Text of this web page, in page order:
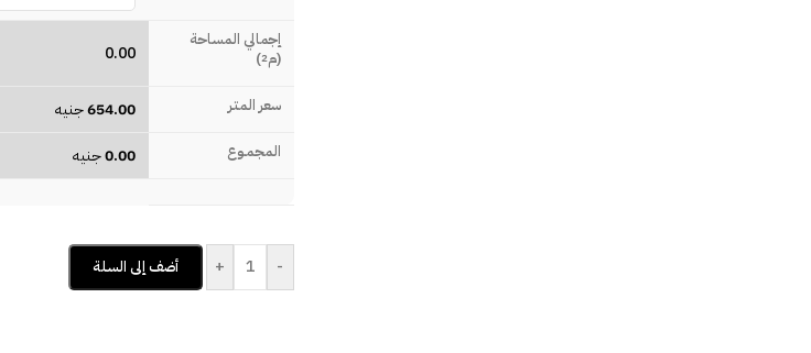
إجمالي المساحة
(م2
)
0.00
سعر المتـر 654.00جنيه
المجمـوع 0.00جنيه
-
+ أضف إلى السلة